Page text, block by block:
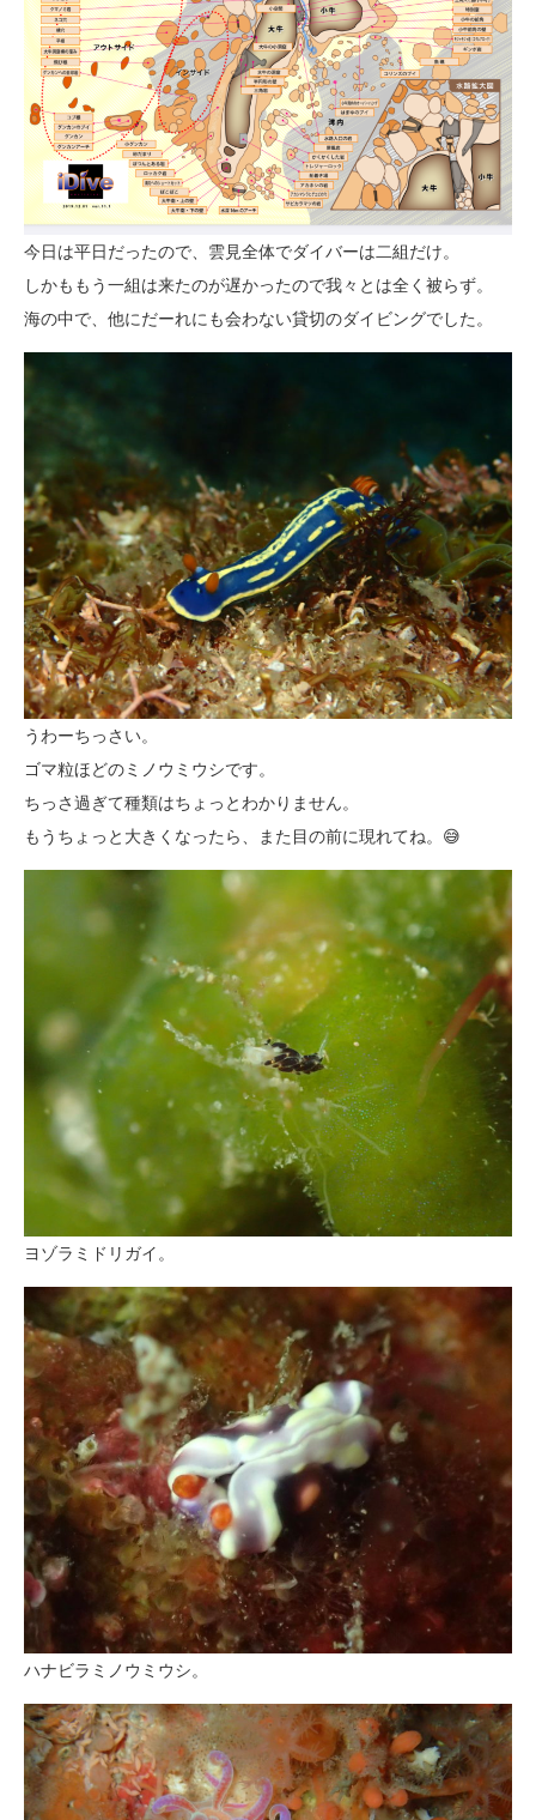
今日は平日だったので、雲見全体でダイバーは二組だけ。
しかももう一組は来たのが遅かったので我々とは全く被らず。
海の中で、他にだーれにも会わない貸切のダイビングでした。
うわーちっさい。
ゴマ粒ほどのミノウミウシです。
ちっさ過ぎて種類はちょっとわかりません。
もうちょっと大きくなったら、また目の前に現れてね。😅
ヨゾラミドリガイ。
ハナビラミノウミウシ。